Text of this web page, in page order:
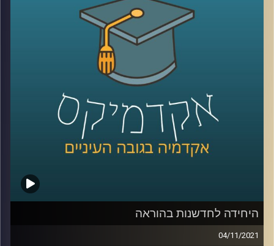
עידן אלמוג, ראש היחידה לחדשנות בהוראה באוניברסיטת
רייכמן מספר על ההשפעות של הקורונה על הלמידה, האם
הקורונה הובילה לשינוי חיובי או שלילי באקדמיה ומה
מהשינויים שנעשו כהתאמות למצאת אך "כאן כדי להישאר".
לשיחה על היחידה לחדשנות בהוראה – לחצו כאן
לשיחה על למידת העתיד – לחצו כאן
היחידה לחדשנות בהוראה
04/11/2021